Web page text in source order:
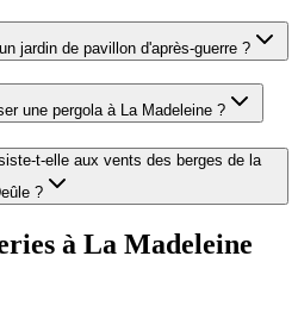
jardin de pavillon d'après-guerre ?
une pergola à La Madeleine ?
t-elle aux vents des berges de la
?
à La Madeleine